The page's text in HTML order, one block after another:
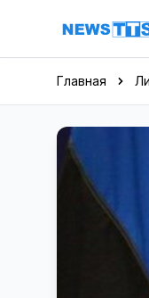
Перейти к
Главная